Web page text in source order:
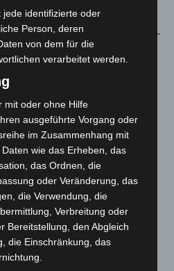
Susann Mehring zeigt ihre
Isernhagen
startet zwischen Hannover-West
kehren nach
zurück
Population in Niedersachsen
jede identifizierte oder
Person, deren
von dem für die
verarbeitet werden.
mit oder ohne Hilfe
ausgeführte Vorgang oder
im Zusammenhang mit
wie das Erheben, das
das Ordnen, die
oder Veränderung, das
die Verwendung, die
Verbreitung oder
Bereitstellung, den Abgleich
die Einschränkung, das